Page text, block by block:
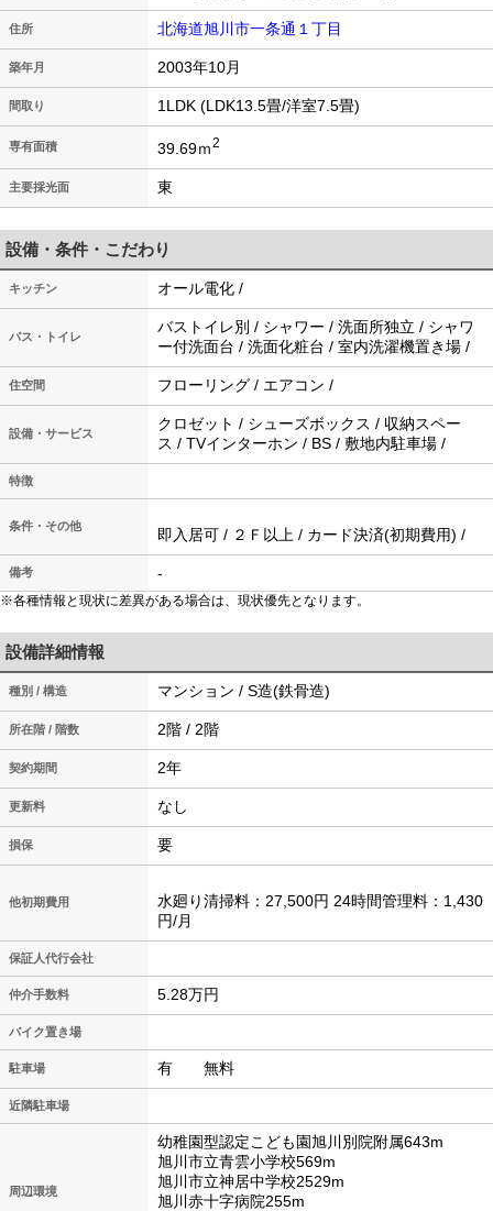
住所 北海道旭川市一条通１丁目
築年月 2003年10月
間取り 1LDK (LDK13.5畳/洋室7.5畳)
専有面積 39.69ｍ2
主要採光面 東
設備・条件・こだわり
キッチン オール電化 /
バス・トイレ
バストイレ別 / シャワー / 洗面所独立 / シャワ
ー付洗面台 / 洗面化粧台 / 室内洗濯機置き場 /
住空間 フローリング / エアコン /
設備・サービス
クロゼット / シューズボックス / 収納スペー
ス / TVインターホン / BS / 敷地内駐車場 /
特徴
条件・その他 即入居可 / ２Ｆ以上 / カード決済(初期費用) /
備考 -
※各種情報と現状に差異がある場合は、現状優先となります。
設備詳細情報
種別 / 構造 マンション / S造(鉄骨造)
所在階 / 階数 2階 / 2階
契約期間 2年
更新料 なし
損保 要
他初期費用
水廻り清掃料：27,500円 24時間管理料：1,430
円/月
保証人代行会社
仲介手数料 5.28万円
バイク置き場
駐車場 有 無料
近隣駐車場
周辺環境
幼稚園型認定こども園旭川別院附属643m
旭川市立青雲小学校569m
旭川市立神居中学校2529m
旭川赤十字病院255m